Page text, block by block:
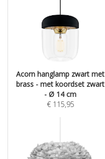
Acorn hanglamp zwart met
brass - met koordset zwart
- Ø 14 cm
€ 115,95